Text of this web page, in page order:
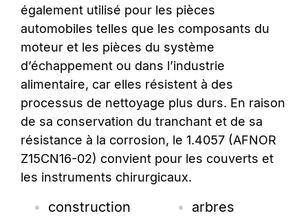
également utilisé pour les pièces
automobiles telles que les composants du
moteur et les pièces du système
d’échappement ou dans l’industrie
alimentaire, car elles résistent à des
processus de nettoyage plus durs. En raison
de sa conservation du tranchant et de sa
résistance à la corrosion, le 1.4057 (AFNOR
Z15CN16-02) convient pour les couverts et
les instruments chirurgicaux.
construction
arbres